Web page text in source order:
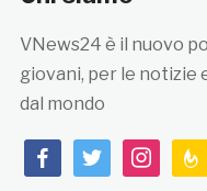
VNews24 è il nuovo
giovani, per le notizie
dal mondo
facebooktwitterinstagram